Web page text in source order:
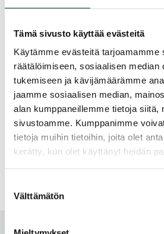
Tämä sivusto käyttää evästeitä
Käytämme evästeitä tarjoamamme
räätälöimiseen, sosiaalisen median
tukemiseen ja kävijämäärämme
jaamme sosiaalisen median,
alan kumppaneillemme tietoja siitä,
sivustoamme. Kumppanimme
tietoja muihin tietoihin, joita olet
kerätty, kun olet käyttänyt heidän
valinta
Välttämätön
Customer Service
Finance and accounting
Food Industry